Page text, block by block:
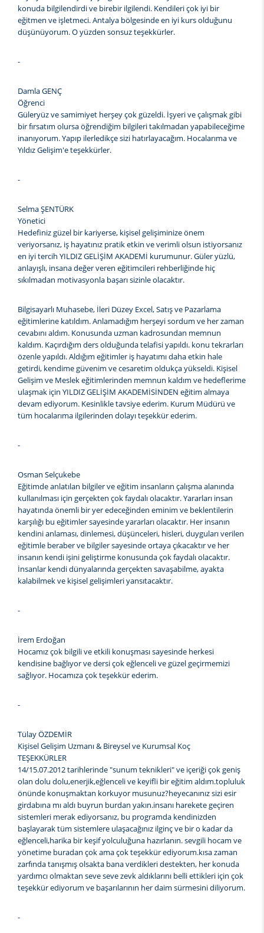
konuda bilgilendirdi ve birebir ilgilendi. Kendileri çok iyi bir
eğitmen ve işletmeci. Antalya bölgesinde en iyi kurs olduğunu
düşünüyorum. O yüzden sonsuz teşekkürler.
-
Damla GENÇ
Öğrenci
Güleryüz ve samimiyet herşey çok güzeldi. İşyeri ve çalışmak gibi
bir fırsatım olursa öğrendiğim bilgileri takılmadan yapabileceğime
inanıyorum. Yapıp ilerledikçe sizi hatırlayacağım. Hocalarıma ve
Yıldız Gelişim'e teşekkürler.
-
Selma ŞENTÜRK
Yönetici
Hedefiniz güzel bir kariyerse, kişisel gelişiminize önem
veriyorsanız, iş hayatınız pratik etkin ve verimli olsun istiyorsanız
en iyi tercih YILDIZ GELİŞİM AKADEMİ kurumunur. Güler yüzlü,
anlayışlı, insana değer veren eğitimcileri rehberliğinde hiç
sıkılmadan motivasyonla başarı sizinle olacaktır.
Bilgisayarlı Muhasebe, İleri Düzey Excel, Satış ve Pazarlama
eğitimlerine katıldım. Anlamadığım herşeyi sordum ve her zaman
cevabını aldım. Konusunda uzman kadrosundan memnun
kaldım. Kaçırdığım ders olduğunda telafisi yapıldı. konu tekrarları
özenle yapıldı. Aldığım eğitimler iş hayatımı daha etkin hale
getirdi, kendime güvenim ve cesaretim oldukça yükseldi. Kişisel
Gelişim ve Meslek eğitimlerinden memnun kaldım ve hedeflerime
ulaşmak için YILDIZ GELİŞİM AKADEMİSİNDEN eğitim almaya
devam ediyorum. Kesinlikle tavsiye ederim. Kurum Müdürü ve
tüm hocalarıma ilgilerinden dolayı teşekkür ederim.
-
Osman Selçukebe
Eğitimde anlatılan bilgiler ve eğitim insanların çalışma alanında
kullanılması için gerçekten çok faydalı olacaktır. Yararları insan
hayatında önemli bir yer edeceğinden eminim ve beklentilerin
karşılığı bu eğitimler sayesinde yararları olacaktır. Her insanın
kendini anlaması, dinlemesi, düşünceleri, hisleri, duyguları verilen
eğitimle beraber ve bilgiler sayesinde ortaya çıkacaktır ve her
insanın kendi işini geliştirme konusunda çok faydalı olacaktır.
İnsanlar kendi dünyalarında gerçekten savaşabilme, ayakta
kalabilmek ve kişisel gelişimleri yansıtacaktır.
-
İrem Erdoğan
Hocamız çok bilgili ve etkili konuşması sayesinde herkesi
kendisine bağlıyor ve dersi çok eğlenceli ve güzel geçirmemizi
sağlıyor. Hocamıza çok teşekkür ederim.
-
Tülay ÖZDEMİR
Kişisel Gelişim Uzmanı & Bireysel ve Kurumsal Koç
TEŞEKKÜRLER
14/15.07.2012 tarihlerinde "sunum teknikleri" ve içeriği çok geniş
olan dolu dolu,enerjik,eğlenceli ve keyifli bir eğitim aldım.topluluk
önünde konuşmaktan korkuyor musunuz?heyecanınız sizi esir
girdabına mı aldı buyrun burdan yakın.insanı harekete geçiren
sistemleri merak ediyorsanız, bu programda kendinizden
başlayarak tüm sistemlere ulaşacağınız ilginç ve bir o kadar da
eğlenceli,harika bir keşif yolculuğuna hazırlanın. sevgili hocam ve
yönetime buradan çok ama çok teşekkür ediyorum.kısa zaman
zarfında tanışmış olsakta bana verdikleri destekten, her konuda
yardımcı olmaktan seve seve zevk aldıklarını belli ettikleri için çok
teşekkür ediyorum ve başarılarının her daim sürmesini diliyorum.
-